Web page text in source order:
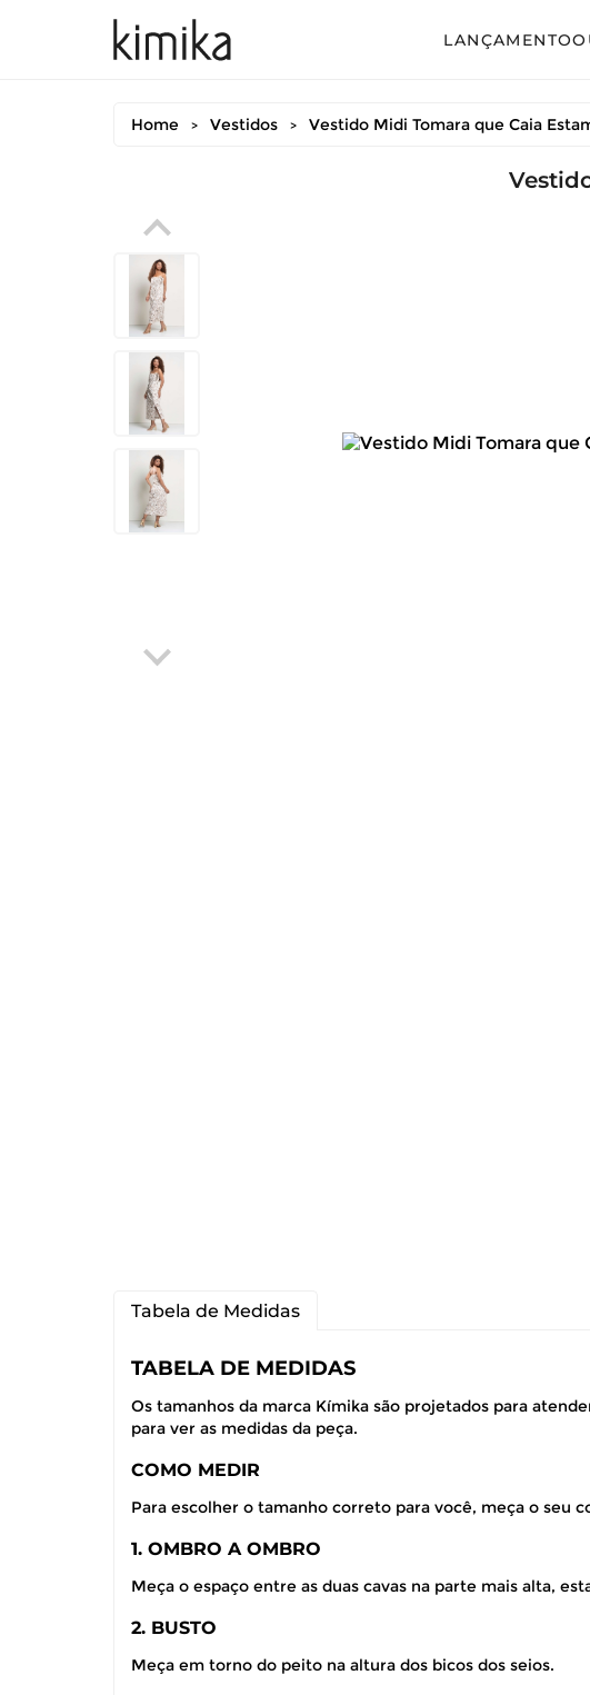
LANÇAMENTO
Conjunto Calça
Conjunto Saia
Home > Vestidos > Vestido Midi Tomara que Caia
Tabela de Medidas
TABELA DE MEDIDAS
Os tamanhos da marca Kímika são projetados para
para ver as medidas da peça.
COMO MEDIR
Para escolher o tamanho correto para você, meça o seu
1. OMBRO A OMBRO
Meça o espaço entre as duas cavas na parte mais alta,
2. BUSTO
Meça em torno do peito na altura dos bicos dos seios.